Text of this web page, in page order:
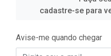
cadastre-se para
Avise-me quando chegar